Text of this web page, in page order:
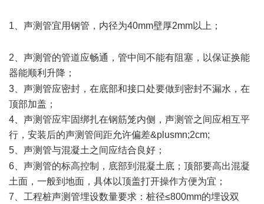
1、声测管宜用钢管，内径为40mm壁厚2mm以上；
2、声测管的管道应畅通，管中间不能有阻塞，以保证换能
器能顺利升降；
3、声测管应密封，在底部和接口处要做到密封不漏水，在
顶部加盖；
4、声测管应牢固绑扎在钢筋笼内侧，声测管之间应相互平
行，安装后的声测管间距允许偏差&plusmn;2cm;
5、声测管与混凝土之间应结合良好；
6、声测管的标高控制，底部到混凝土底；顶部要高出混凝
土面，一般到地面，具体以顶盖打开操作方便为宜；
7、工程桩声测管埋设数量要求：桩径≤800mm的埋设双